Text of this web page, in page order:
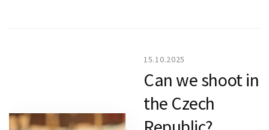
15.10.2025
Can we shoot in
the Czech